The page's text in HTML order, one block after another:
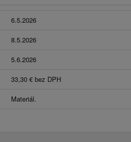
6.5.2026
8.5.2026
5.6.2026
33,30 € bez DPH
Materiál.